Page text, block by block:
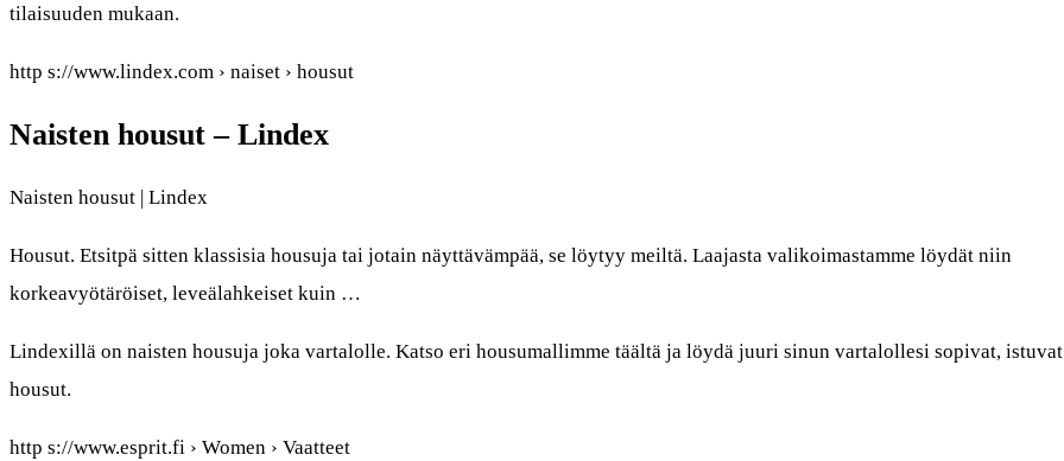
tilaisuuden mukaan.
http s://www.lindex.com › naiset › housut
Naisten housut – Lindex
Naisten housut | Lindex
Housut. Etsitpä sitten klassisia housuja tai jotain näyttävämpää, se löytyy meiltä. Laajasta valikoimastamme löydät niin
korkeavyötäröiset, leveälahkeiset kuin …
Lindexillä on naisten housuja joka vartalolle. Katso eri housumallimme täältä ja löydä juuri sinun vartalollesi sopivat, istuvat
housut.
http s://www.esprit.fi › Women › Vaatteet